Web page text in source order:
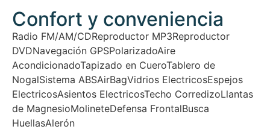
Confort y conveniencia
Radio FM/AM/CDReproductor MP3Reproductor
DVDNavegación GPSPolarizadoAire
AcondicionadoTapizado en CueroTablero de
NogalSistema ABSAirBagVidrios ElectricosEspejos
ElectricosAsientos ElectricosTecho CorredizoLlantas
de MagnesioMolineteDefensa FrontalBusca
HuellasAlerón